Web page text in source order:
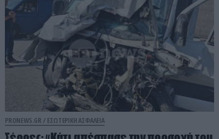
PRONEWS.GR / ΕΣΩΤΕΡΙΚΗ ΑΣΦΑΛΕΙΑ